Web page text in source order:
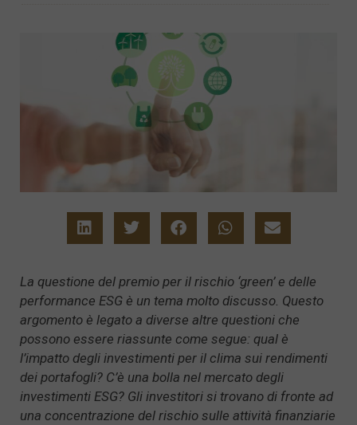
La questione del premio per il rischio ‘green’ e delle
performance ESG è un tema molto discusso. Questo
argomento è legato a diverse altre questioni che
possono essere riassunte come segue: qual è
l’impatto degli investimenti per il clima sui rendimenti
dei portafogli? C’è una bolla nel mercato degli
investimenti ESG? Gli investitori si trovano di fronte ad
una concentrazione del rischio sulle attività finanziarie